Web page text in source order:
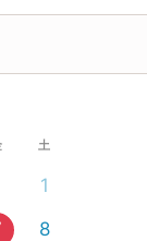
土
1
8